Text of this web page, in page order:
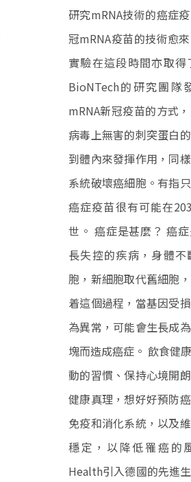
研究mRNA技術的癌症
冠mRNA疫苗的技術愈
實驗在這段時間亦取得
BioNTech的研究團隊
mRNA新冠疫苗的方式
病毒上無害的刺突蛋白
到體內來發揮作用，同
系統破壞癌細胞。有指
癌症疫苗很有可能在
世。 癌症是甚麼？ 癌
長失控的疾病，身體
胞，新細胞取代舊細胞
着這個過程，當基因受
為異常，可能會生長成
塊而造成癌症。 飲食健
動的習慣、保持心境開
健康真理，想好好預防
免疫和消化系統，以及
穩定，以降低罹癌的
Health引入德國的先進